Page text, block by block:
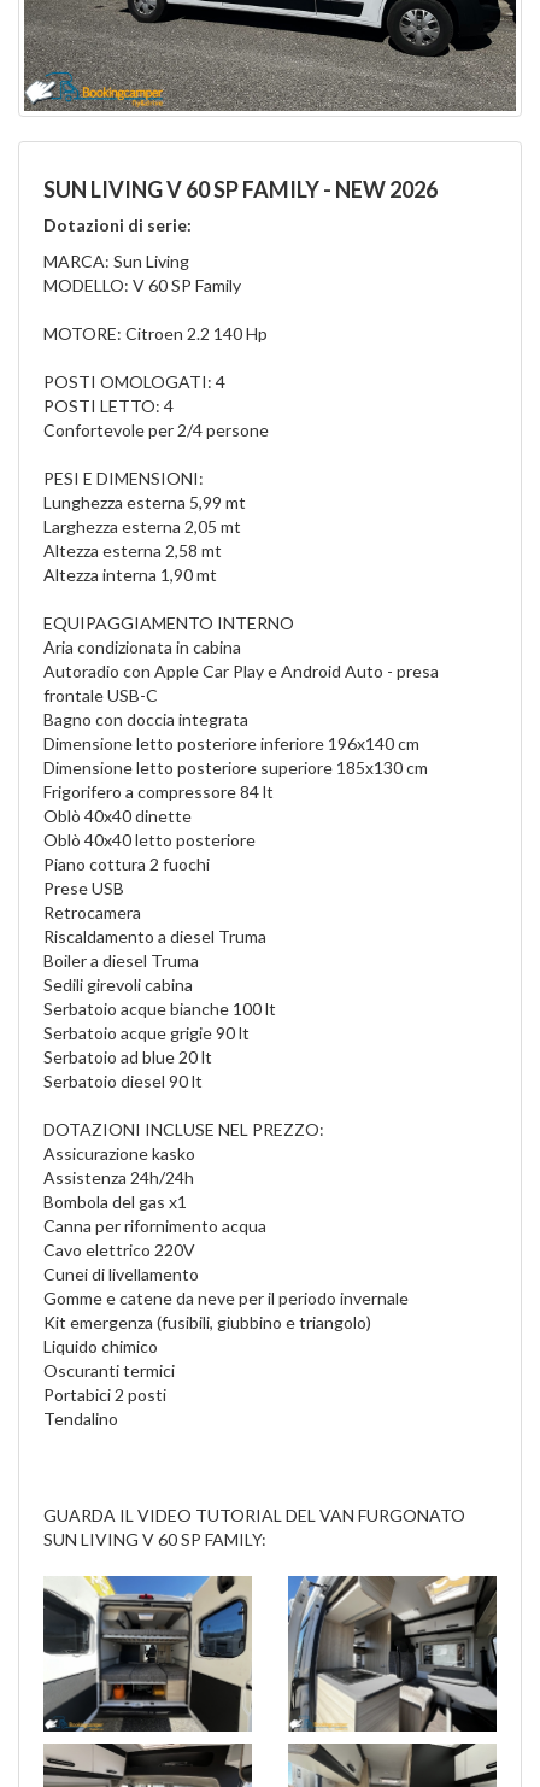
SUN LIVING V 60 SP FAMILY - NEW 2026
Dotazioni di serie:
MARCA: Sun Living
MODELLO: V 60 SP Family
MOTORE: Citroen 2.2 140 Hp
POSTI OMOLOGATI: 4
POSTI LETTO: 4
Confortevole per 2/4 persone
PESI E DIMENSIONI:
Lunghezza esterna 5,99 mt
Larghezza esterna 2,05 mt
Altezza esterna 2,58 mt
Altezza interna 1,90 mt
EQUIPAGGIAMENTO INTERNO
Aria condizionata in cabina
Autoradio con Apple Car Play e Android Auto - presa
frontale USB-C
Bagno con doccia integrata
Dimensione letto posteriore inferiore 196x140 cm
Dimensione letto posteriore superiore 185x130 cm
Frigorifero a compressore 84 lt
Oblò 40x40 dinette
Oblò 40x40 letto posteriore
Piano cottura 2 fuochi
Prese USB
Retrocamera
Riscaldamento a diesel Truma
Boiler a diesel Truma
Sedili girevoli cabina
Serbatoio acque bianche 100 lt
Serbatoio acque grigie 90 lt
Serbatoio ad blue 20 lt
Serbatoio diesel 90 lt
DOTAZIONI INCLUSE NEL PREZZO:
Assicurazione kasko
Assistenza 24h/24h
Bombola del gas x1
Canna per rifornimento acqua
Cavo elettrico 220V
Cunei di livellamento
Gomme e catene da neve per il periodo invernale
Kit emergenza (fusibili, giubbino e triangolo)
Liquido chimico
Oscuranti termici
Portabici 2 posti
Tendalino
GUARDA IL VIDEO TUTORIAL DEL VAN FURGONATO
SUN LIVING V 60 SP FAMILY: